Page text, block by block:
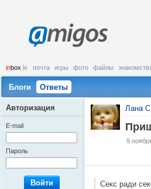
amigos
inbox .lv почта игры фото файлы
Блоги Ответы
Лана
9
Секс ради
Авторизация
E-mail
Пароль
Войти